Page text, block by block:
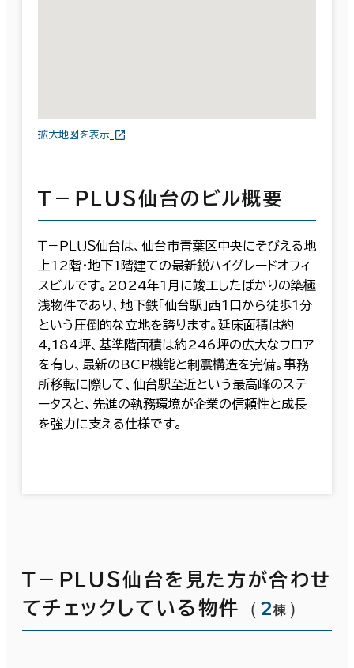
拡大地図を表示
Ｔ－ＰＬＵＳ仙台のビル概要
Ｔ－ＰＬＵＳ仙台は、仙台市青葉区中央にそびえる地
上12階・地下1階建ての最新鋭ハイグレードオフィ
スビルです。2024年1月に竣工したばかりの築極
浅物件であり、地下鉄「仙台駅」西1口から徒歩1分
という圧倒的な立地を誇ります。延床面積は約
4,184坪、基準階面積は約246坪の広大なフロア
を有し、最新のBCP機能と制震構造を完備。事務
所移転に際して、仙台駅至近という最高峰のステ
ータスと、先進の執務環境が企業の信頼性と成長
を強力に支える仕様です。
Ｔ－ＰＬＵＳ仙台を見た方が合わせ
てチェックしている物件
（ 2棟 ）